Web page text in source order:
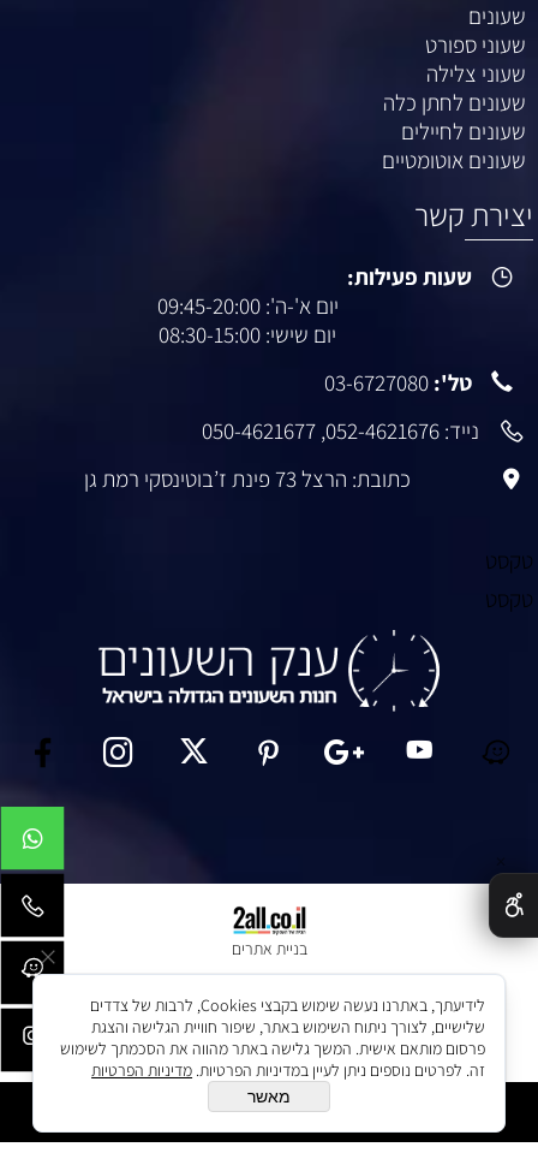
הוסף לסל
שעונים
שעוני ספורט
שעוני צלילה
שעונים לחתן כלה
שעונים לחיילים
שעונים אוטומטיים
יצירת קשר
שעות פעילות:
יום א'-ה': 09:45-20:00
יום שישי: 08:30-15:00
טל': 03-6727080
נייד: 052-4621676
,
050-4621677
כתובת: הרצל 73 פינת ז’בוטינסקי רמת גן
טקסט
טקסט
בניית אתרים
לידיעתך, באתרנו נעשה שימוש בקבצי Cookies, לרבות של צדדים
שלישיים, לצורך ניתוח השימוש באתר, שיפור חוויית הגלישה והצגת
פרסום מותאם אישית. המשך גלישה באתר מהווה את הסכמתך לשימוש
זה. לפרטים נוספים ניתן לעיין במדיניות הפרטיות. מדיניות הפרטיות
מאשר